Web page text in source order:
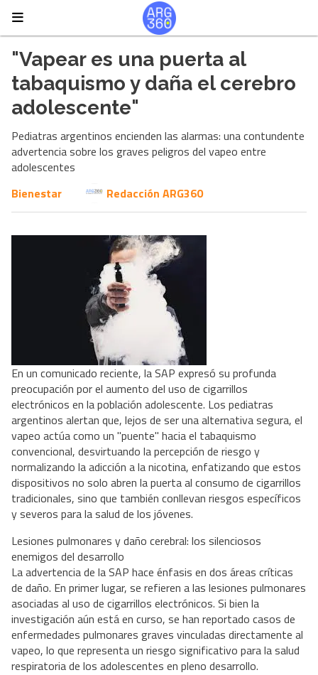
"Vapear es una puerta al
tabaquismo y daña el cerebro
adolescente"
Pediatras argentinos encienden las alarmas: una contundente
advertencia sobre los graves peligros del vapeo entre
adolescentes
Bienestar
Redacción ARG360
En un comunicado reciente, la SAP expresó su profunda
preocupación por el aumento del uso de cigarrillos
electrónicos en la población adolescente. Los pediatras
argentinos alertan que, lejos de ser una alternativa segura, el
vapeo actúa como un "puente" hacia el tabaquismo
convencional, desvirtuando la percepción de riesgo y
normalizando la adicción a la nicotina, enfatizando que estos
dispositivos no solo abren la puerta al consumo de cigarrillos
tradicionales, sino que también conllevan riesgos específicos
y severos para la salud de los jóvenes.
Lesiones pulmonares y daño cerebral: los silenciosos
enemigos del desarrollo
La advertencia de la SAP hace énfasis en dos áreas críticas
de daño. En primer lugar, se refieren a las lesiones pulmonares
asociadas al uso de cigarrillos electrónicos. Si bien la
investigación aún está en curso, se han reportado casos de
enfermedades pulmonares graves vinculadas directamente al
vapeo, lo que representa un riesgo significativo para la salud
respiratoria de los adolescentes en pleno desarrollo.